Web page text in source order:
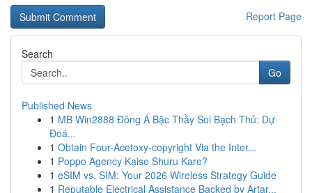
Report Page
Search
Go
Published News
1 MB Win2888 Đông Á Bậc Thầy Soi Bạch Thủ: Dự
Đoá...
1 Obtain Four-Acetoxy-copyright Via the Inter...
1 Poppo Agency Kaise Shuru Kare?
1 eSIM vs. SIM: Your 2026 Wireless Strategy Guide
1 Reputable Electrical Assistance Backed by Artar...